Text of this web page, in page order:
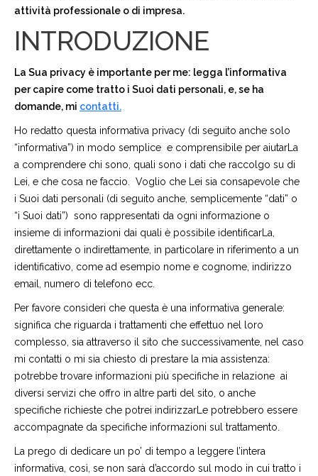
attività professionale o di impresa.
INTRODUZIONE
La Sua privacy è importante per me: legga l’informativa
per capire come tratto i Suoi dati personali, e, se ha
domande, mi contatti.
Ho redatto questa informativa privacy (di seguito anche solo
“informativa”) in modo semplice e comprensibile per aiutarLa
a comprendere chi sono, quali sono i dati che raccolgo su di
Lei, e che cosa ne faccio.
Voglio che Lei sia consapevole che
i Suoi dati personali (di seguito anche, semplicemente “dati” o
“i Suoi dati”) sono rappresentati da ogni informazione o
insieme di informazioni dai quali è possibile identificarLa,
direttamente o indirettamente, in particolare in riferimento a un
identificativo, come ad esempio nome e cognome, indirizzo
email, numero di telefono ecc.
Per favore consideri che questa è una informativa generale:
significa che riguarda i trattamenti che effettuo nel loro
complesso, sia attraverso il sito che successivamente, nel caso
mi contatti o mi sia chiesto di prestare la mia assistenza:
potrebbe trovare informazioni più specifiche in relazione ai
diversi servizi che offro in altre parti del sito, o anche
specifiche richieste che potrei indirizzarLe potrebbero essere
accompagnate da specifiche informazioni sul trattamento.
La prego di dedicare un po’ di tempo a leggere l’intera
informativa, così, se non sarà d’accordo sul modo in cui tratto i